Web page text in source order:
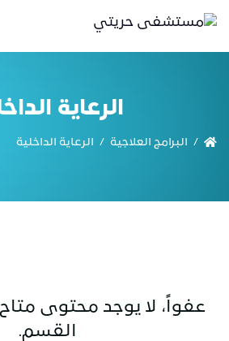
الرعاية
/ البرامج العلاجية / الرعاية الداخلية
عفواً، لا يوجد محتوى
القسم.